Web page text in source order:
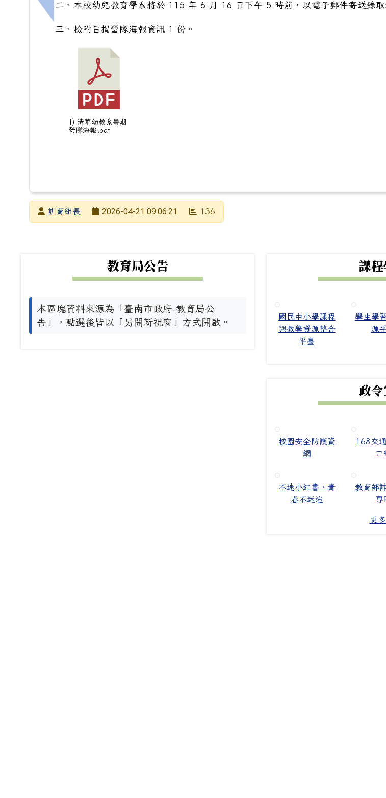
上一筆：轉知本市亞太國際棒球訓練中心成立
二、本校幼兒教育學系將於 115 年 6 月 16 日下午 5 時前，以電子郵件寄送錄取
三、檢附旨揭營隊海報資訊 1 份。
1) 清華幼教系暑期
營隊海報.pdf
發布者訓育組長
2026-04-21 09:06:21 136
教育局公告
本區塊資料來源為「臺南市政府-教育局公
告」，點選後皆以「另開新視窗」方式開啟。
課
國民中小學課程
與教學資源整合
平臺
學生學
源
政
校園安全防護資
網
168交
口
不迷小紅書，青
春不迷途
教育部
專
更